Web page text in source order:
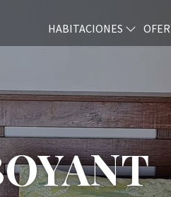
HABITACIONES